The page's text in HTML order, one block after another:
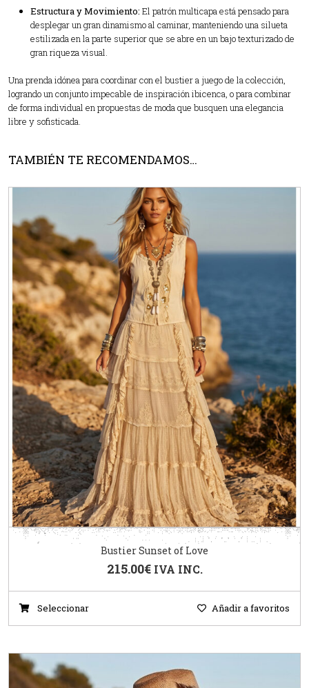
Estructura y Movimiento: El patrón multicapa está pensado para
desplegar un gran dinamismo al caminar, manteniendo una silueta
estilizada en la parte superior que se abre en un bajo texturizado de
gran riqueza visual.
Una prenda idónea para coordinar con el bustier a juego de la colección,
logrando un conjunto impecable de inspiración ibicenca, o para combinar
de forma individual en propuestas de moda que busquen una elegancia
libre y sofisticada.
TAMBIÉN TE RECOMENDAMOS…
Bustier Sunset of Love
215.00€ IVA INC.
Seleccionar Añadir a favoritos